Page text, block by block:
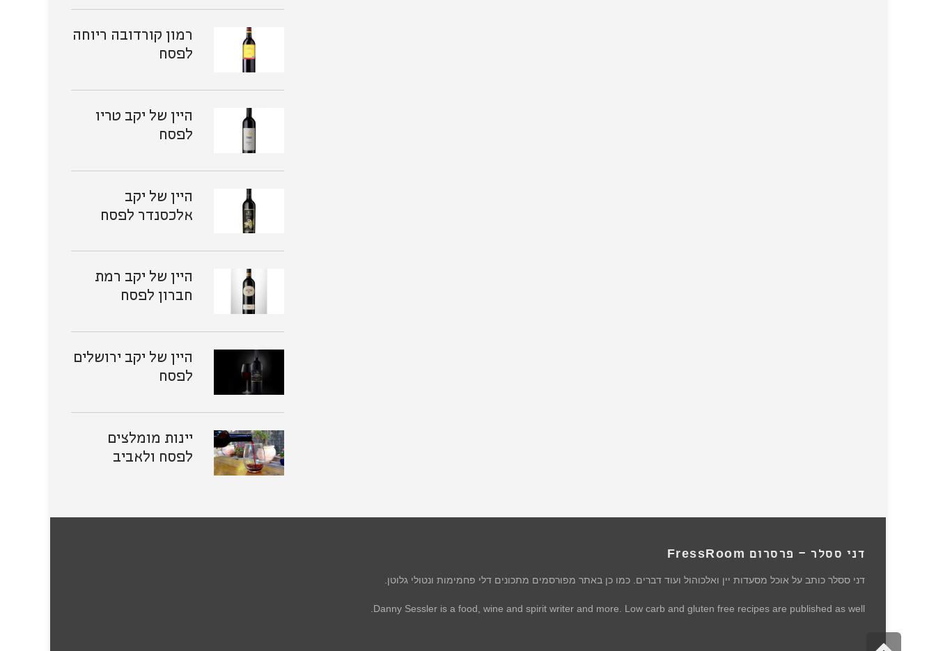
רמון קורדובה ריוחה
לפסח
היין של יקב טריו
לפסח
היין של יקב
אלכסנדר לפסח
היין של יקב רמת
חברון לפסח
היין של יקב ירושלים
לפסח
יינות מומלצים
לפסח ולאביב
דני ססלר – פרסרום FressRoom
דני ססלר כותב על אוכל מסעדות יין ואלכוהול ועוד דברים. כמו כן באתר מפורסמים מתכונים דלי פחמימות ונטולי גלוטן.
Danny Sessler is a food, wine and spirit writer and more. Low carb and gluten free recipes are published as well.